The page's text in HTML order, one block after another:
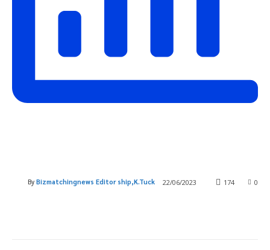
By Bizmatchingnews Editor ship,K.Tuck 22/06/2023 0
174